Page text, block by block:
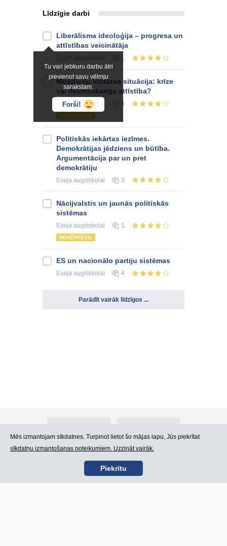
Līdzīgie darbi
Tu vari jebkuru darbu ātri
pievienot savu vēlmju
sarakstam.
Forši!
Liberālisma ideoloģija – progresa un
attīstības veicinātāja
1
Mūsdienu kultūras situācija: krīze
vai likumsakarīga attīstība?
Esejaaugstskolai 4
NOVĒRTĒTS!
Politiskās iekārtas iezīmes.
Demokrātijas jēdziens un būtība.
Argumentācija par un pret
demokrātiju
Eseja augstskolai 3
Nācijvalstis un jaunās politiskās
sistēmas
Eseja augstskolai 1
NOVĒRTĒTS!
ES un nacionālo partiju sistēmas
Eseja augstskolai 4
Parādīt vairāk līdzīgos ...
Kontakti Lietošanas noteikumi
Mēs izmantojam sīkdatnes. Turpinot lietot šo mājas lapu, Jūs piekrītat
sīkdatņu izmantošanas noteikumiem. Uzzināt vairāk.
Piekrītu